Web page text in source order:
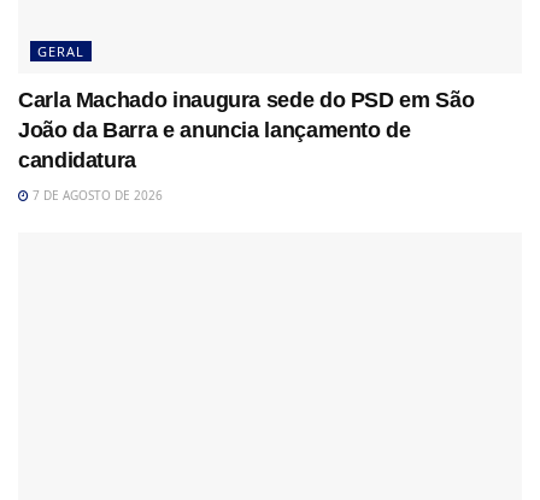
GERAL
Carla Machado inaugura sede do PSD em São
João da Barra e anuncia lançamento de
candidatura
7 DE AGOSTO DE 2026